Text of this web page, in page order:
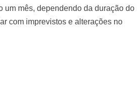
um mês, dependendo da duração do
com imprevistos e alterações no